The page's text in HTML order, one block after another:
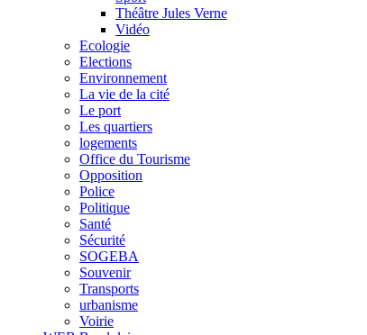
Théâtre Jules Verne
Vidéo
Ecologie
Elections
Environnement
La vie de la cité
Le port
Les quartiers
logements
Office du Tourisme
Opposition
Police
Politique
Santé
Sécurité
SOGEBA
Souvenir
Transports
urbanisme
Voirie